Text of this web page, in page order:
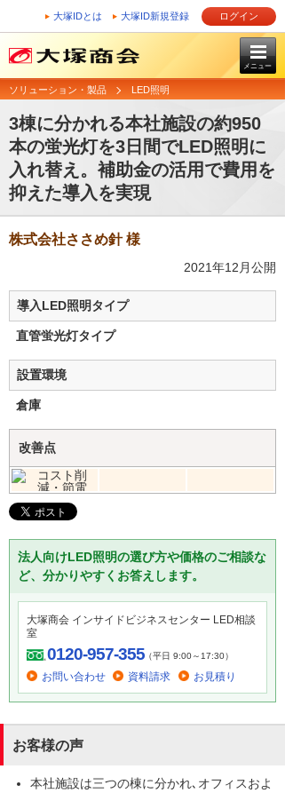
大塚IDとは 大塚ID新規登録 ログイン
メニュー
ソリューション・製品 LED照明
3棟に分かれる本社施設の約950
本の蛍光灯を3日間でLED照明に
入れ替え。補助金の活用で費用を
抑えた導入を実現
株式会社ささめ針 様
2021年12月公開
導入LED照明タイプ
直管蛍光灯タイプ
設置環境
倉庫
改善点
法人向けLED照明の選び方や価格のご相談な
ど、分かりやすくお答えします。
大塚商会 インサイドビジネスセンター LED相談
室
0120-957-355（平日 9:00～17:30）
お問い合わせ 資料請求 お見積り
お客様の声
本社施設は三つの棟に分かれ､オフィスおよ